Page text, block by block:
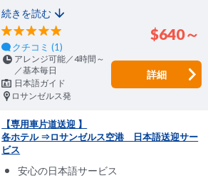
続きを読む
クチコミ (1)
$640～
アレンジ可能／4時間～
／基本毎日
日本語ガイド
ロサンゼルス発
詳細
【専用車片道送迎 】
各ホテル ⇒ロサンゼルス空港 日本語送迎サー
ビス
安心の日本語サービス